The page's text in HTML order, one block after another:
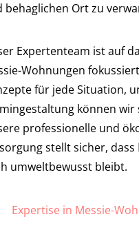
behaglichen Ort zu
Expertenteam ist auf
Wohnungen
für jede Situation,
können
professionelle und
stellt sicher,
umweltbewusst bleibt.
Expertise in Messie-